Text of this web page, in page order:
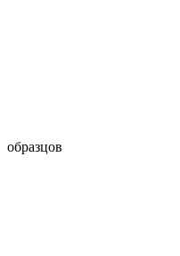
образцов